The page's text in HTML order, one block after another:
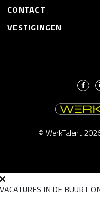
CONTACT
VESTIGINGEN
© WerkTalent
VACATURES IN DE BUURT